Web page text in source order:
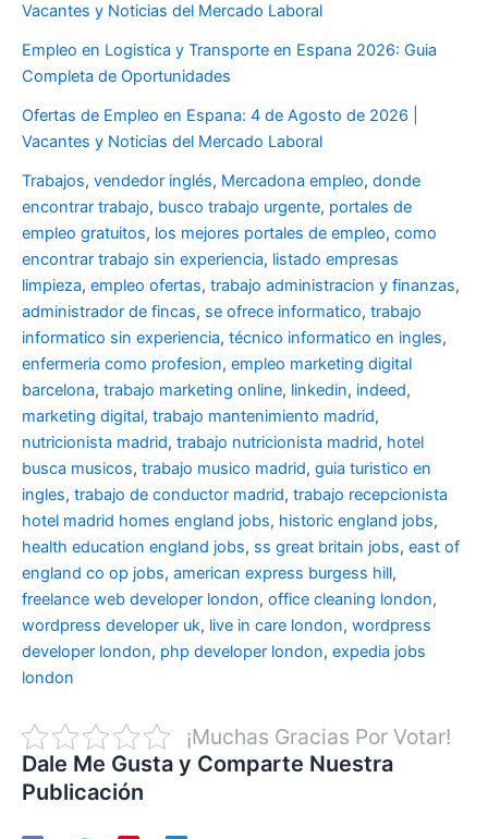
Vacantes y Noticias del Mercado Laboral
Empleo en Logistica y Transporte en Espana 2026: Guia
Completa de Oportunidades
Ofertas de Empleo en Espana: 4 de Agosto de 2026 |
Vacantes y Noticias del Mercado Laboral
Trabajos, vendedor inglés, Mercadona empleo, donde
encontrar trabajo, busco trabajo urgente, portales de
empleo gratuitos, los mejores portales de empleo, como
encontrar trabajo sin experiencia, listado empresas
limpieza, empleo ofertas, trabajo administracion y finanzas,
administrador de fincas, se ofrece informatico, trabajo
informatico sin experiencia, técnico informatico en ingles,
enfermeria como profesion, empleo marketing digital
barcelona, trabajo marketing online, linkedin, indeed,
marketing digital, trabajo mantenimiento madrid,
nutricionista madrid, trabajo nutricionista madrid, hotel
busca musicos, trabajo musico madrid, guia turistico en
ingles, trabajo de conductor madrid, trabajo recepcionista
hotel madrid homes england jobs, historic england jobs,
health education england jobs, ss great britain jobs, east of
england co op jobs, american express burgess hill,
freelance web developer london, office cleaning london,
wordpress developer uk, live in care london, wordpress
developer london, php developer london, expedia jobs
london
¡Muchas Gracias Por Votar!
Dale Me Gusta y Comparte Nuestra
Publicación